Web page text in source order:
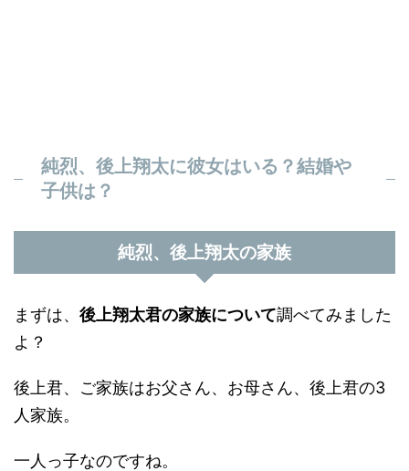
純烈、後上翔太に彼女はいる？結婚や
子供は？
純烈、後上翔太の家族
まずは、 後上翔太君の家族について調べてみました
よ？
後上君、ご家族はお父さん、お母さん、後上君の3
人家族。
一人っ子なのですね。